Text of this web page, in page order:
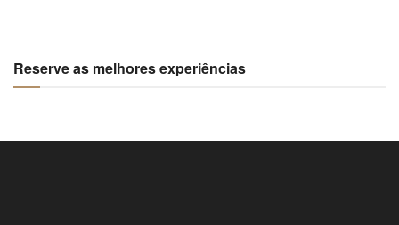
Reserve as melhores experiências